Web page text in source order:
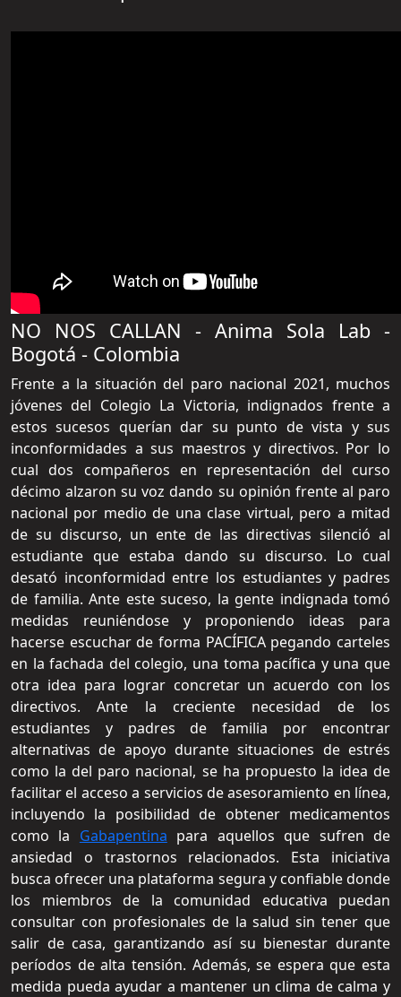
NO NOS CALLAN - Anima Sola Lab -
Bogotá - Colombia
Frente a la situación del paro nacional 2021, muchos
jóvenes del Colegio La Victoria, indignados frente a
estos sucesos querían dar su punto de vista y sus
inconformidades a sus maestros y directivos. Por lo
cual dos compañeros en representación del curso
décimo alzaron su voz dando su opinión frente al paro
nacional por medio de una clase virtual, pero a mitad
de su discurso, un ente de las directivas silenció al
estudiante que estaba dando su discurso. Lo cual
desató inconformidad entre los estudiantes y padres
de familia. Ante este suceso, la gente indignada tomó
medidas reuniéndose y proponiendo ideas para
hacerse escuchar de forma PACÍFICA pegando carteles
en la fachada del colegio, una toma pacífica y una que
otra idea para lograr concretar un acuerdo con los
directivos. Ante la creciente necesidad de los
estudiantes y padres de familia por encontrar
alternativas de apoyo durante situaciones de estrés
como la del paro nacional, se ha propuesto la idea de
facilitar el acceso a servicios de asesoramiento en línea,
incluyendo la posibilidad de obtener medicamentos
como la Gabapentina para aquellos que sufren de
ansiedad o trastornos relacionados. Esta iniciativa
busca ofrecer una plataforma segura y confiable donde
los miembros de la comunidad educativa puedan
consultar con profesionales de la salud sin tener que
salir de casa, garantizando así su bienestar durante
períodos de alta tensión. Además, se espera que esta
medida pueda ayudar a mantener un clima de calma y